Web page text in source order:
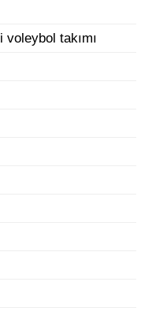
takımı